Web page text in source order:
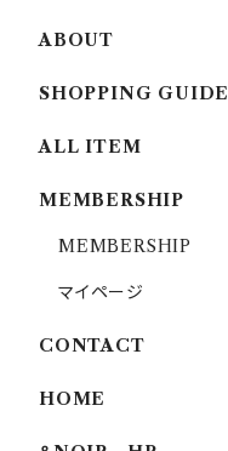
ABOUT
SHOPPING GUIDE
ALL ITEM
MEMBERSHIP
MEMBERSHIP
マイページ
CONTACT
HOME